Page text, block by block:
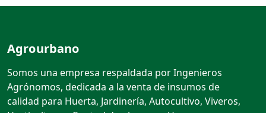
Agrourbano
Somos una empresa respaldada por Ingenieros
Agrónomos, dedicada a la venta de insumos de
calidad para Huerta, Jardinería, Autocultivo, Viveros,